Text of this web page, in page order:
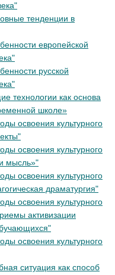
тенденции в
европейской
русской
технологии как основа
школе»
освоения культурного
освоения культурного
мысль»"
освоения культурного
драматургия"
освоения культурного
активизации
освоения культурного
ситуация как способ